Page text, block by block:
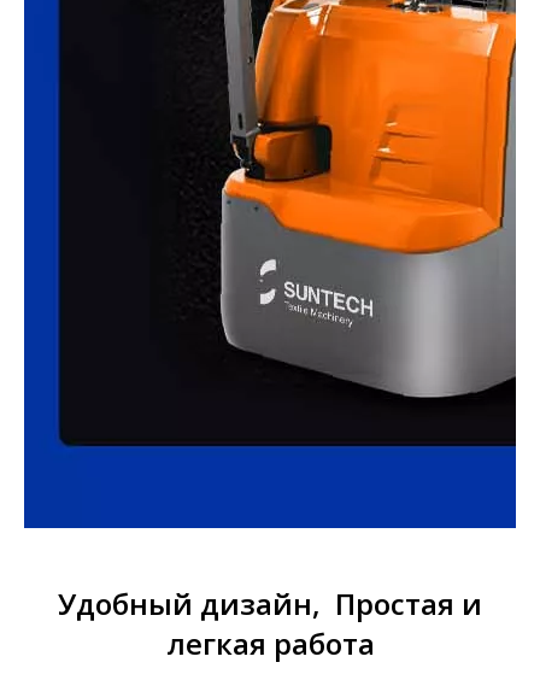
Удобный дизайн, Простая и
легкая работа